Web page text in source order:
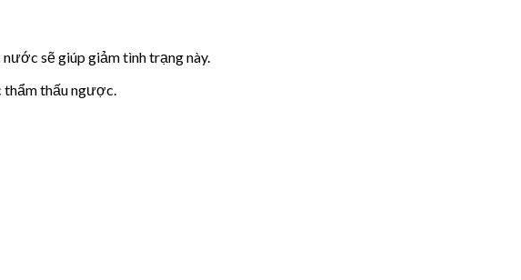
sẽ giúp giảm tình trạng này.
thẩm thấu ngược.